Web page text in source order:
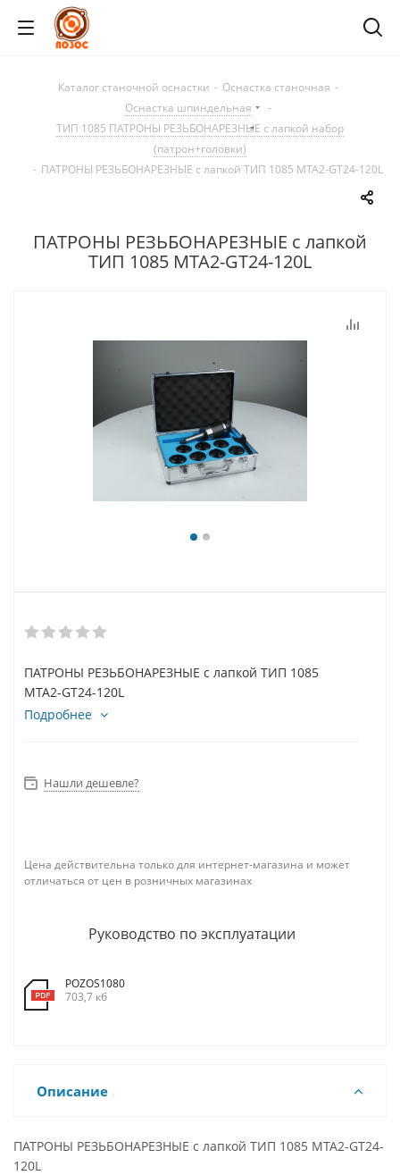
Каталог станочной оснастки - Оснастка станочная -
Оснастка шпиндельная
-
ТИП 1085 ПАТРОНЫ РЕЗЬБОНАРЕЗНЫЕ с лапкой набор
(патрон+головки)
- ПАТРОНЫ РЕЗЬБОНАРЕЗНЫЕ с лапкой ТИП 1085 MTA2-GT24-120L
ПАТРОНЫ РЕЗЬБОНАРЕЗНЫЕ с лапкой
ТИП 1085 MTA2-GT24-120L
ПАТРОНЫ РЕЗЬБОНАРЕЗНЫЕ с лапкой ТИП 1085
MTA2-GT24-120L
Подробнее
Нашли дешевле?
Цена действительна только для интернет-магазина и может
отличаться от цен в розничных магазинах
Руководство по эксплуатации
POZOS1080
703,7 кб
Описание
ПАТРОНЫ РЕЗЬБОНАРЕЗНЫЕ с лапкой ТИП 1085 MTA2-GT24-
120L